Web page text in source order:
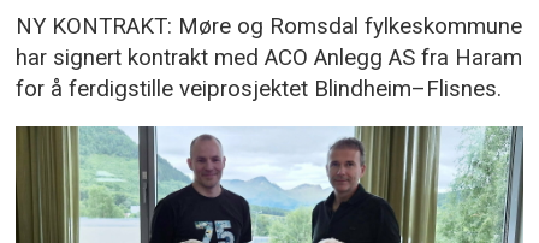
NY KONTRAKT: Møre og Romsdal fylkeskommune
har signert kontrakt med ACO Anlegg AS fra Haram
for å ferdigstille veiprosjektet Blindheim–Flisnes.